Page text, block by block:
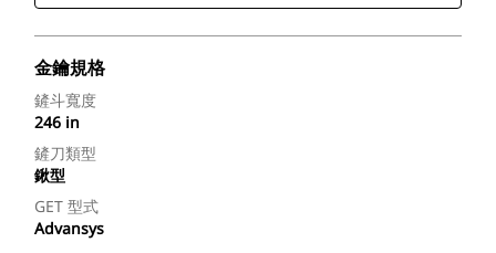
金鑰規格
鏟斗寬度
246 in
鏟刀類型
鍬型
GET 型式
Advansys